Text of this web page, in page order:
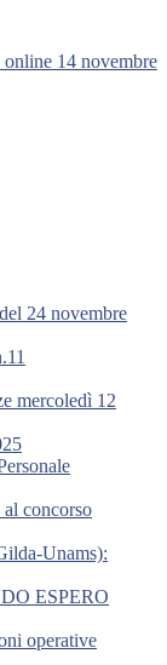
14 novembre
24 novembre
mercoledì 12
concorso
Unams):
ESPERO
operative